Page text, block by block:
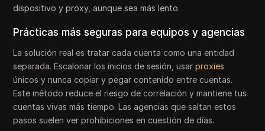
dispositivo y proxy, aunque sea más lento.
Prácticas más seguras para equipos y agencias
La solución real es tratar cada cuenta como una entidad
separada. Escalonar los inicios de sesión, usarproxies
únicos y nunca copiar y pegar contenido entre cuentas.
Este método reduce el riesgo de correlación y mantiene tus
cuentas vivas más tiempo. Las agencias que saltan estos
pasos suelen ver prohibiciones en cuestión de días.